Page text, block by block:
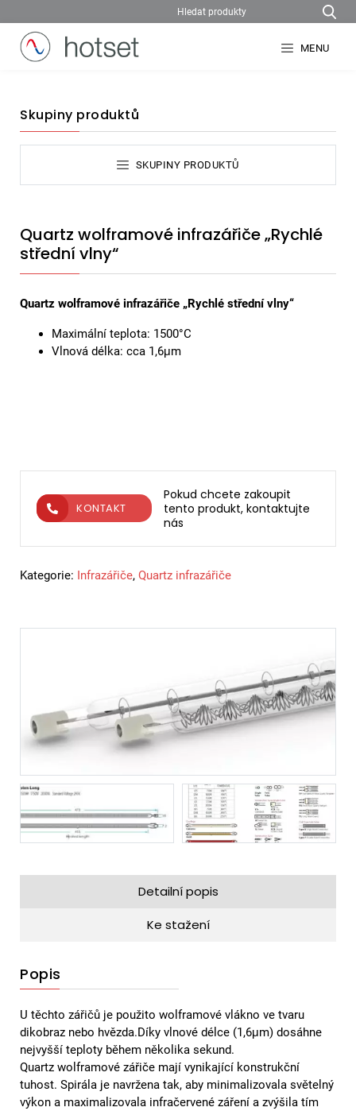
MENU
Skupiny produktů
SKUPINY PRODUKTŮ
Quartz wolframové infrazářiče „Rychlé
střední vlny“
Quartz wolframové infrazářiče „Rychlé střední vlny“
Maximální teplota: 1500°C
Vlnová délka: cca 1,6μm
Pokud chcete zakoupit
tento produkt, kontaktujte
nás
KONTAKT
Kategorie: Infrazářiče, Quartz infrazářiče
Detailní popis
Ke stažení
Popis
U těchto zářičů je použito wolframové vlákno ve tvaru
dikobraz nebo hvězda.Díky vlnové délce (1,6μm) dosáhne
nejvyšší teploty během několika sekund.
Quartz wolframové zářiče mají vynikající konstrukční
tuhost. Spirála je navržena tak, aby minimalizovala světelný
výkon a maximalizovala infračervené záření a zvýšila tím